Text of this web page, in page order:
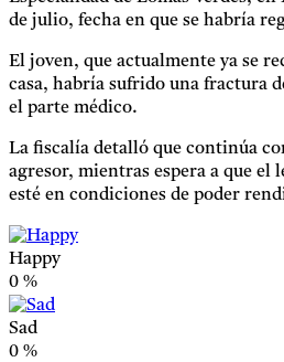
de julio, fecha en que se habría
El joven, que actualmente ya se
casa, habría sufrido una fractura
el parte médico.
La fiscalía detalló que continúa
agresor, mientras espera a que el
esté en condiciones de poder
Happy
0 %
Sad
0 %